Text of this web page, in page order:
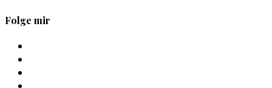
Folge mir